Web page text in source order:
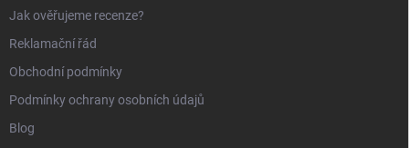
Jak ověřujeme recenze?
Reklamační řád
Obchodní podmínky
Podmínky ochrany osobních údajů
Blog